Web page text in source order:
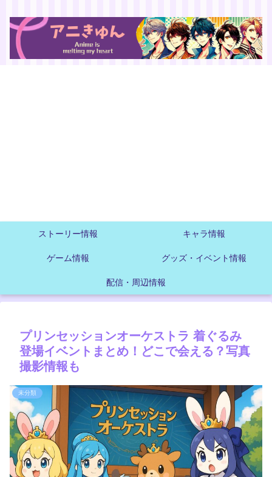
ストーリー情報 キャラ情報
ゲーム情報 グッズ・イベント情報
配信・周辺情報
プリンセッションオーケストラ 着ぐるみ
登場イベントまとめ！どこで会える？写真
撮影情報も
未分類